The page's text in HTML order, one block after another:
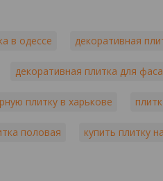
в одессе декоративная
декоративная плитка для
плитку в харькове
половая купить плитку